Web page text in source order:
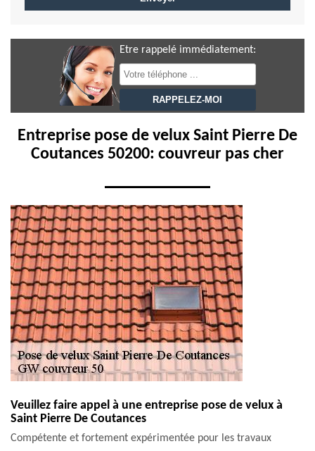
Etre rappelé immédiatement:
Entreprise pose de velux Saint Pierre De
Coutances 50200: couvreur pas cher
Veuillez faire appel à une entreprise pose de velux à
Saint Pierre De Coutances
Compétente et fortement expérimentée pour les travaux